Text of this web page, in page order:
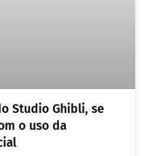
Studio Ghibli, se
o uso da